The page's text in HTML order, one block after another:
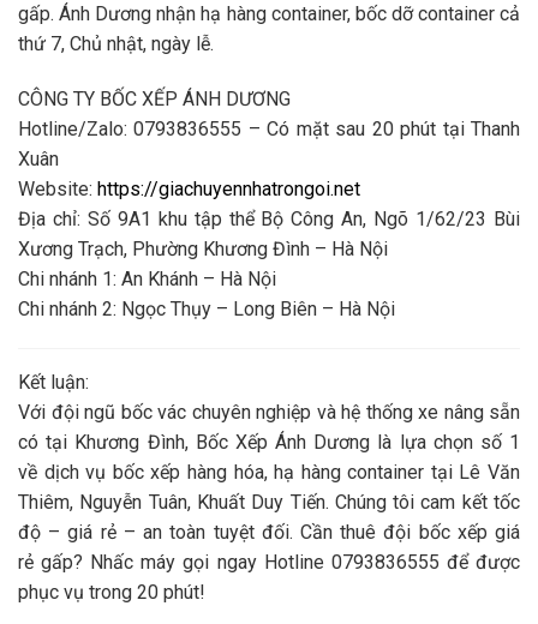
gấp. Ánh Dương nhậnhạ hàng container, bốc dỡ containercả
thứ 7, Chủ nhật, ngày lễ.
CÔNG TY BỐC XẾP ÁNH DƯƠNG
Hotline/Zalo: 0793836555 – Có mặt sau 20 phút tại Thanh
Xuân
Website: https://giachuyennhatrongoi.net
Địa chỉ: Số 9A1 khu tập thể Bộ Công An, Ngõ 1/62/23 Bùi
Xương Trạch, Phường Khương Đình – Hà Nội
Chi nhánh 1: An Khánh – Hà Nội
Chi nhánh 2: Ngọc Thụy – Long Biên – Hà Nội
Kết luận:
Với đội ngũ bốc vác chuyên nghiệp và hệ thống xe nâng sẵn
có tại Khương Đình, Bốc Xếp Ánh Dương là lựa chọn số 1
về dịch vụ bốc xếp hàng hóa, hạ hàng container tại Lê Văn
Thiêm, Nguyễn Tuân, Khuất Duy Tiến. Chúng tôi cam kết tốc
độ – giá rẻ – an toàn tuyệt đối. Cầnthuê đội bốc xếp giá
rẻ gấp? Nhấc máy gọi ngay Hotline 0793836555 để được
phục vụ trong 20 phút!